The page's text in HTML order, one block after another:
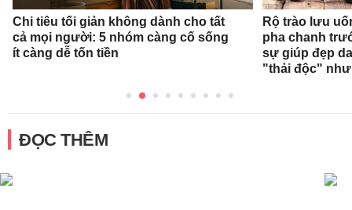
Chi tiêu tối giản không dành cho tất
cả mọi người: 5 nhóm càng cố sống
ít càng dễ tốn tiền
Rộ trào lưu
pha chanh
sự giúp đẹp
"thải độc"
ĐỌC THÊM